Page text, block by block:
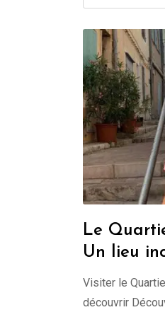
Le
Un lieu
Visiter le
découvrir